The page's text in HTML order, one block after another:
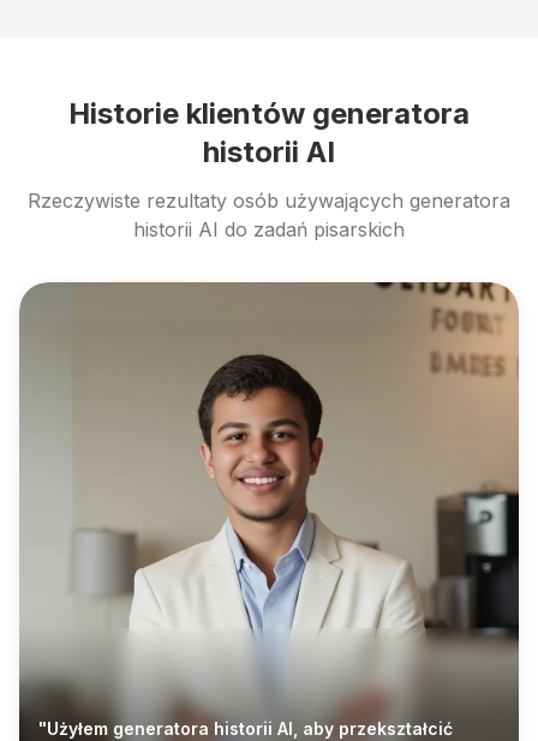
Historie klientów generatora
historii AI
Rzeczywiste rezultaty osób używających generatora
historii AI do zadań pisarskich
"Użyłem generatora historii AI, aby przekształcić